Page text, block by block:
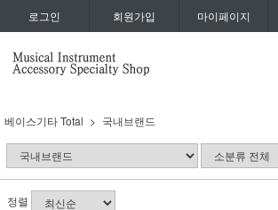
로그인 회원가입 마이페이지
베이스기타 Total 국내브랜드
정렬